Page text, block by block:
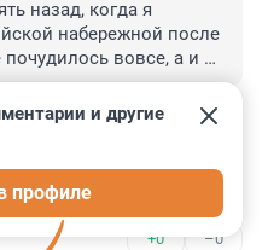
назад, когда я
набережной после
вовсе, а и
я уж думал совсем до
тюленей)
фонтанке -
–0
+0 –0
и другие
профиле